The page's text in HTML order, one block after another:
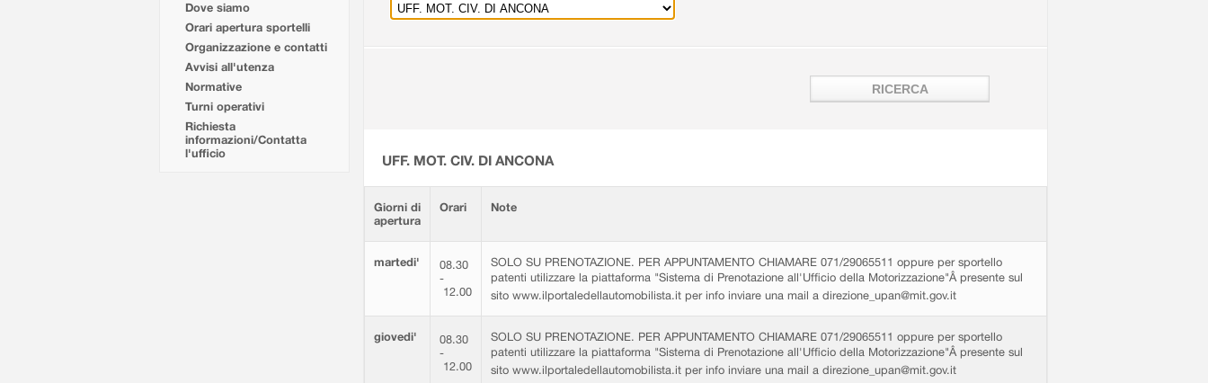
Dove siamo
Orari apertura sportelli
Organizzazione e contatti
Avvisi all'utenza
Normative
Turni operativi
Richiesta
informazioni/Contatta
l'ufficio
UFF. MOT. CIV. DI ANCONA
Giorni di
apertura
Orari Note
martedi'
08.30
-
12.00
SOLO SU PRENOTAZIONE. PER APPUNTAMENTO CHIAMARE 071/29065511 oppure per sportello
patenti utilizzare la piattaforma "Sistema di Prenotazione all'Ufficio della Motorizzazione"Â presente sul
sito www.ilportaledellautomobilista.it per info inviare una mail a direzione_upan@mit.gov.it
giovedi'
08.30
-
12.00
SOLO SU PRENOTAZIONE. PER APPUNTAMENTO CHIAMARE 071/29065511 oppure per sportello
patenti utilizzare la piattaforma "Sistema di Prenotazione all'Ufficio della Motorizzazione"Â presente sul
sito www.ilportaledellautomobilista.it per info inviare una mail a direzione_upan@mit.gov.it